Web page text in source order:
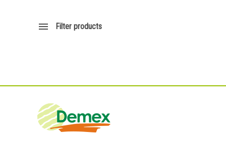
Filter products